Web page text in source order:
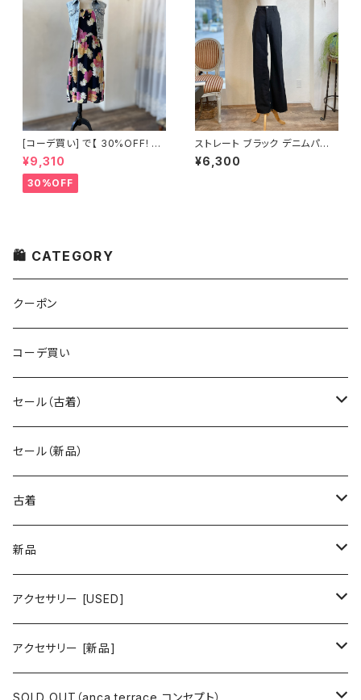
[コーデ買い] で【 30%OFF! 】2
点 フランス古着 ブラック大花柄
ワンピース + ストーンウォッシュ
デニムベスト
¥9,310
30%OFF
ストレート ブラック デニムパン
ツ
¥6,300
🛍 CATEGORY
クーポン
コーデ買い
セール（古着）
古着 秋冬コレクション
古着 春夏コレクション
セール（新品）
古着
ワンピース/ドレス
ワンピース
ミニワンピース
トップス
シャツ・ブラウス
ニット
ボトムス
スカート
アウター
新品
ワンピース/ドレス
ワンピース
ミニワンピース
トップス
シャツ・ブラウス
ボトムス
アクセサリー [USED]
ピアス
イヤリング
アクセサリー [新品]
ピアス
SOLD OUT（anca terrace コンセプト）